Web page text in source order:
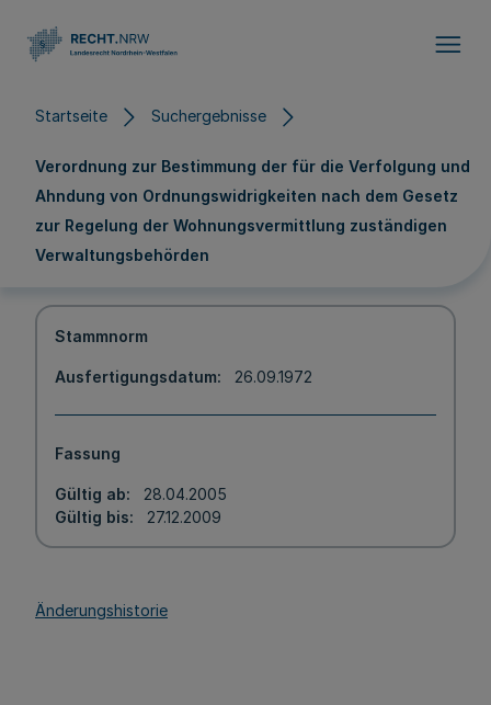
Startseite Suchergebnisse
Verordnung zur Bestimmung der für die Verfolgung und
Ahndung von Ordnungswidrigkeiten nach dem Gesetz
zur Regelung der Wohnungsvermittlung zuständigen
Verwaltungsbehörden
Stammnorm
Ausfertigungsdatum 26.09.1972
Fassung
Gültig ab
28.04.2005
Gültig bis
27.12.2009
Änderungshistorie